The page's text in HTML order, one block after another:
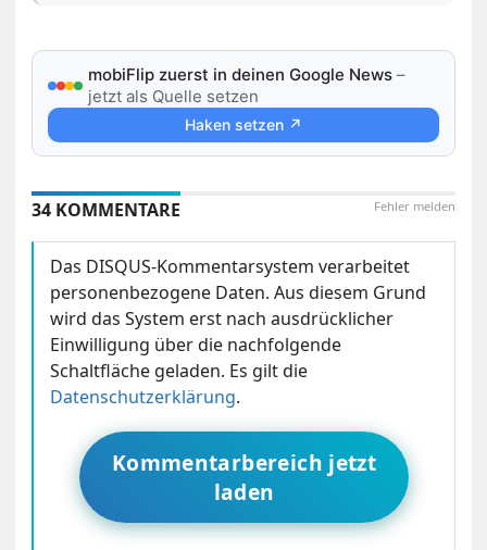
mobiFlip zuerst in deinen Google News –
jetzt als Quelle setzen
Haken setzen ↗
Fehler melden
34 KOMMENTARE
Das DISQUS-Kommentarsystem verarbeitet
personenbezogene Daten. Aus diesem Grund
wird das System erst nach ausdrücklicher
Einwilligung über die nachfolgende
Schaltfläche geladen. Es gilt die
Datenschutzerklärung.
Kommentarbereich jetzt
laden